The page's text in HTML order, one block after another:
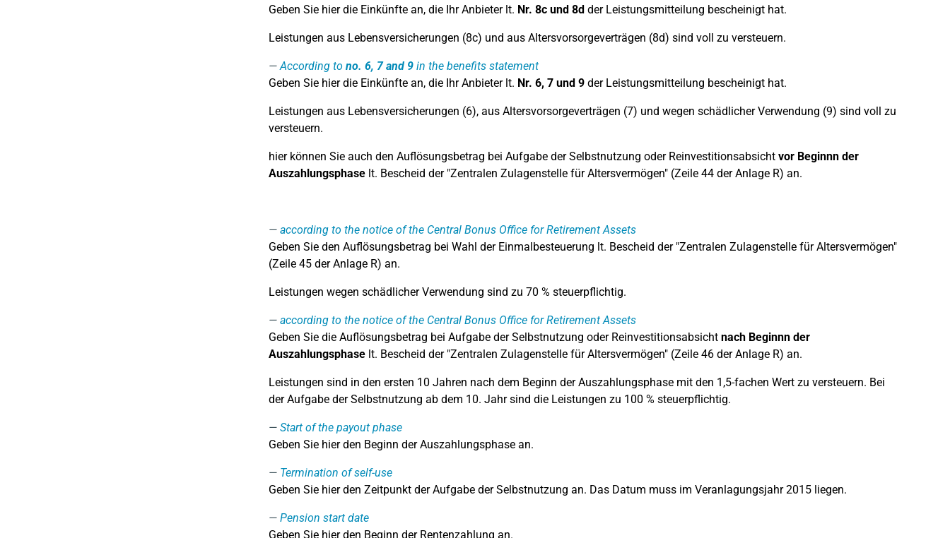
Geben Sie hier die Einkünfte an, die Ihr Anbieter lt. Nr. 8c und 8d der Leistungsmitteilung bescheinigt hat.
Leistungen aus Lebensversicherungen (8c) und aus Altersvorsorgeverträgen (8d) sind voll zu versteuern.
According to no. 6, 7 and 9in the benefits statement
Geben Sie hier die Einkünfte an, die Ihr Anbieter lt. Nr. 6, 7 und 9 der Leistungsmitteilung bescheinigt hat.
Leistungen aus Lebensversicherungen (6), aus Altersvorsorgeverträgen (7) und wegen schädlicher Verwendung (9) sind voll zu
versteuern.
hier können Sie auch den Auflösungsbetrag bei Aufgabe der Selbstnutzung oder Reinvestitionsabsicht vor Beginnn der
Auszahlungsphaselt. Bescheid der "Zentralen Zulagenstelle für Altersvermögen" (Zeile 44 der Anlage R) an.
according to the notice of the Central Bonus Office for Retirement Assets
Geben Sie den Auflösungsbetrag bei Wahl der Einmalbesteuerung lt. Bescheid der "Zentralen Zulagenstelle für Altersvermögen"
(Zeile 45 der Anlage R) an.
Leistungen wegen schädlicher Verwendung sind zu 70 % steuerpflichtig.
according to the notice of the Central Bonus Office for Retirement Assets
Geben Sie die Auflösungsbetrag bei Aufgabe der Selbstnutzung oder Reinvestitionsabsicht nach Beginnn der
Auszahlungsphaselt. Bescheid der "Zentralen Zulagenstelle für Altersvermögen" (Zeile 46 der Anlage R) an.
Leistungen sind in den ersten 10 Jahren nach dem Beginn der Auszahlungsphase mit den 1,5-fachen Wert zu versteuern. Bei
der Aufgabe der Selbstnutzung ab dem 10. Jahr sind die Leistungen zu 100 % steuerpflichtig.
Start of the payout phase
Geben Sie hier den Beginn der Auszahlungsphase an.
Termination of self-use
Geben Sie hier den Zeitpunkt der Aufgabe der Selbstnutzung an. Das Datum muss im Veranlagungsjahr 2015 liegen.
Pension start date
Geben Sie hier den Beginn der Rentenzahlung an.